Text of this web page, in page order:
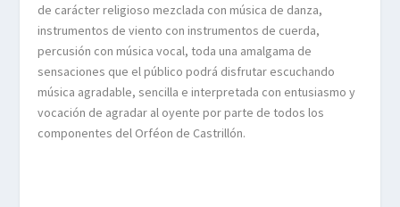
de carácter religioso mezclada con música de danza,
instrumentos de viento con instrumentos de cuerda,
percusión con música vocal, toda una amalgama de
sensaciones que el público podrá disfrutar escuchando
música agradable, sencilla e interpretada con entusiasmo y
vocación de agradar al oyente por parte de todos los
componentes del Orféon de Castrillón.